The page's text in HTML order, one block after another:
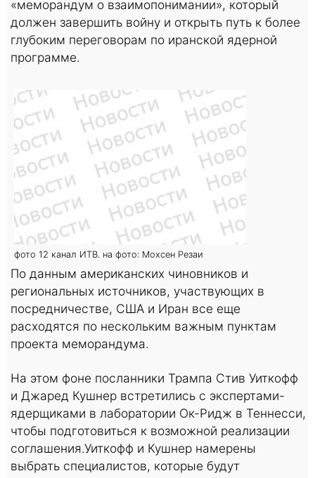
«меморандум о взаимопонимании», который
должен завершить войну и открыть путь к более
глубоким переговорам по иранской ядерной
программе.
фото 12 канал ИТВ. на фото: Мохсен Резаи
По данным американских чиновников и
региональных источников, участвующих в
посредничестве, США и Иран все еще
расходятся по нескольким важным пунктам
проекта меморандума.
На этом фоне посланники Трампа Стив Уиткофф
и Джаред Кушнер встретились с экспертами-
ядерщиками в лаборатории Ок-Ридж в Теннесси,
чтобы подготовиться к возможной реализации
соглашения.Уиткофф и Кушнер намерены
выбрать специалистов, которые будут